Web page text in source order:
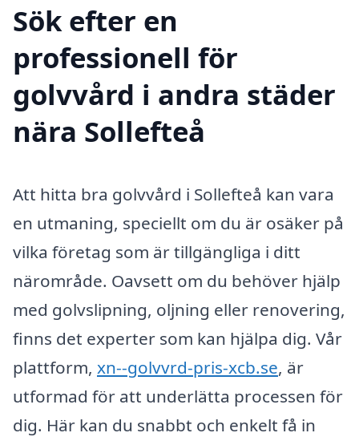
Sök efter en
professionell för
golvvård i andra städer
nära Sollefteå
Att hitta bra golvvård i Sollefteå kan vara
en utmaning, speciellt om du är osäker på
vilka företag som är tillgängliga i ditt
närområde. Oavsett om du behöver hjälp
med golvslipning, oljning eller renovering,
finns det experter som kan hjälpa dig. Vår
plattform, xn--golvvrd-pris-xcb.se, är
utformad för att underlätta processen för
dig. Här kan du snabbt och enkelt få in